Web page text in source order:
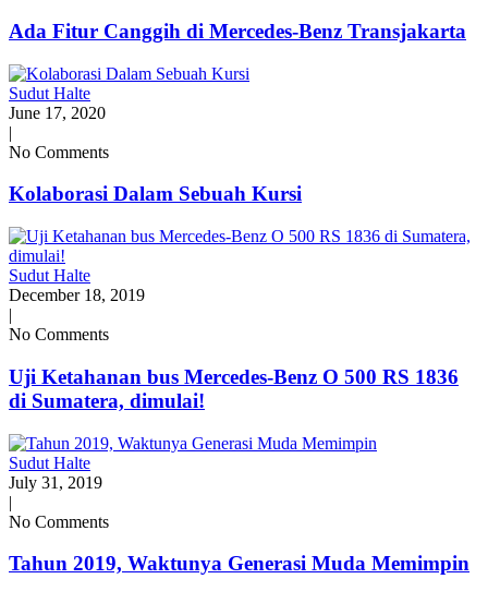
Ada Fitur Canggih di Mercedes-Benz Transjakarta
Sudut Halte
June 17, 2020
|
No Comments
Kolaborasi Dalam Sebuah Kursi
Sudut Halte
December 18, 2019
|
No Comments
Uji Ketahanan bus Mercedes-Benz O 500 RS 1836
di Sumatera, dimulai!
Sudut Halte
July 31, 2019
|
No Comments
Tahun 2019, Waktunya Generasi Muda Memimpin